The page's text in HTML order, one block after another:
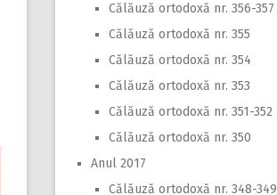
Călăuză ortodoxă nr. 356-357
Călăuză ortodoxă nr. 355
Călăuză ortodoxă nr. 354
Călăuză ortodoxă nr. 353
Călăuză ortodoxă nr. 351-352
Călăuză ortodoxă nr. 350
Anul 2017
Călăuză ortodoxă nr. 348-349